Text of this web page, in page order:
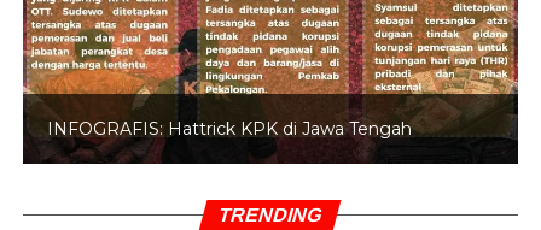
INFOGRAFIS: 5 Anggota DPR Dinonaktifkan
TRENDING